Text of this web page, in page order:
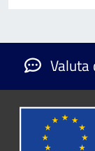
Valuta